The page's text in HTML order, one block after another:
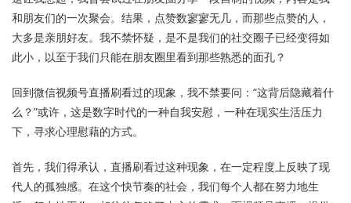
和朋友们的一次聚会。结果，点赞数寥寥无几，而那些点赞的人，
大多是亲朋好友。我不禁怀疑，是不是我们的社交圈子已经变得如
此小，以至于我们只能在朋友圈里看到那些熟悉的面孔？
回到微信视频号直播刷看过的现象，我不禁要问：“这背后隐藏着什
么？”或许，这是数字时代的一种自我安慰，一种在现实生活压力
下，寻求心理慰藉的方式。
首先，我们得承认，直播刷看过这种现象，在一定程度上反映了现
代人的孤独感。在这个快节奏的社会，我们每个人都在努力地生